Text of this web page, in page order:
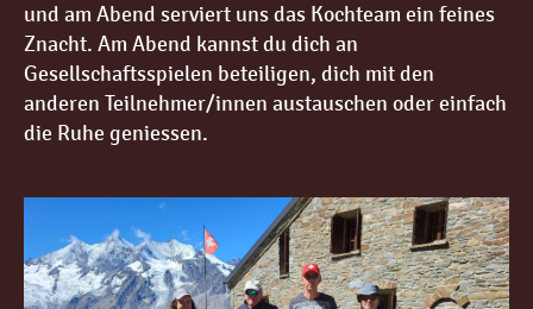
und am Abend serviert uns das Kochteam ein feines
Znacht. Am Abend kannst du dich an
Gesellschaftsspielen beteiligen, dich mit den
anderen Teilnehmer/innen austauschen oder einfach
die Ruhe geniessen.